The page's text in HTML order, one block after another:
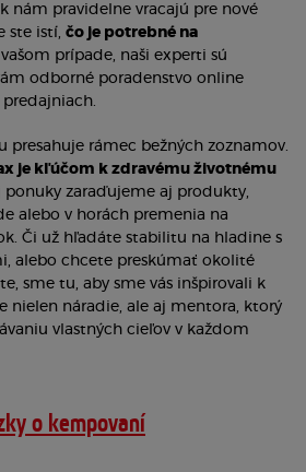
nám pravidelne vracajú pre nové
ste istí, čo je potrebné na
prípade, naši experti sú
odborné poradenstvo online
presahuje rámec bežných zoznamov.
je kľúčom k zdravému životnému
ponuky zaraďujeme aj produkty,
alebo v horách premenia na
Či už hľadáte stabilitu na hladine s
alebo chcete preskúmať okolité
sme tu, aby sme vás inšpirovali k
nielen náradie, ale aj mentora, ktorý
vlastných cieľov v každom
o kempovaní